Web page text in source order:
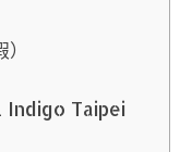
Indigo Taipei